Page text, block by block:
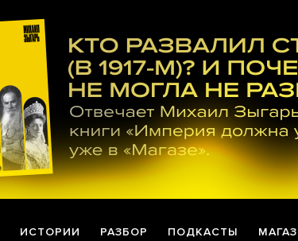
ИСТОРИИ РАЗБОР ПОДКАСТЫ МАГАЗ